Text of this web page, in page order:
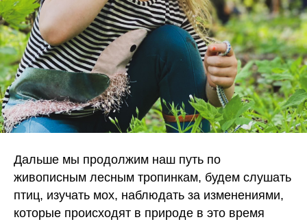
Дальше мы продолжим наш путь по
живописным лесным тропинкам, будем слушать
птиц, изучать мох, наблюдать за изменениями,
которые происходят в природе в это время